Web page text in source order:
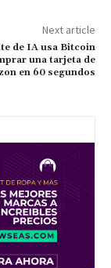
Next article
de IA usa Bitcoin
una tarjeta de
en 60 segundos